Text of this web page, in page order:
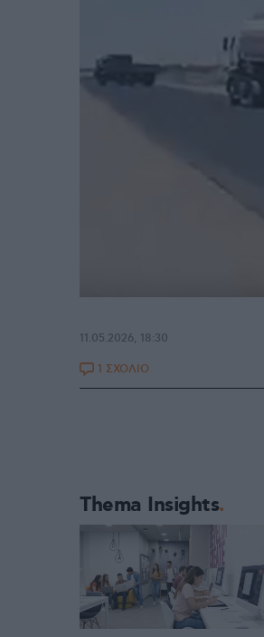
11.05.2026, 18:30
1 ΣΧΟΛΙΟ
Thema Insights